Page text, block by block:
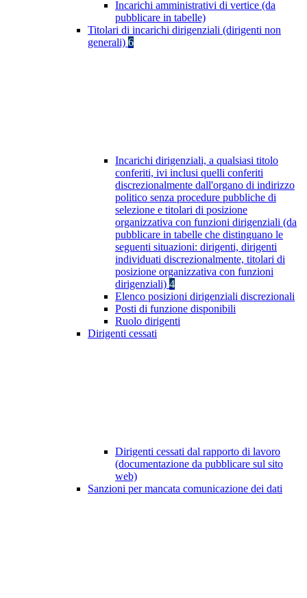
Incarichi amministrativi di vertice (da
pubblicare in tabelle)
Titolari di incarichi dirigenziali (dirigenti non
generali) 6
Incarichi dirigenziali, a qualsiasi titolo
conferiti, ivi inclusi quelli conferiti
discrezionalmente dall'organo di indirizzo
politico senza procedure pubbliche di
selezione e titolari di posizione
organizzativa con funzioni dirigenziali (da
pubblicare in tabelle che distinguano le
seguenti situazioni: dirigenti, dirigenti
individuati discrezionalmente, titolari di
posizione organizzativa con funzioni
dirigenziali) 4
Elenco posizioni dirigenziali discrezionali
Posti di funzione disponibili
Ruolo dirigenti
Dirigenti cessati
Dirigenti cessati dal rapporto di lavoro
(documentazione da pubblicare sul sito
web)
Sanzioni per mancata comunicazione dei dati